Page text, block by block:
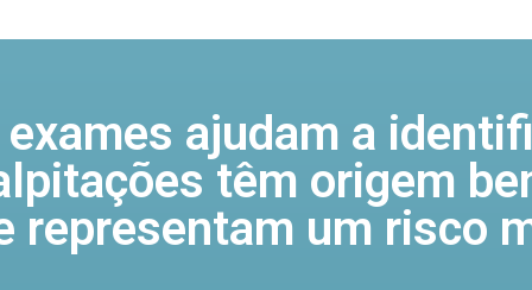
ajudam a
têm origem
representam um risco